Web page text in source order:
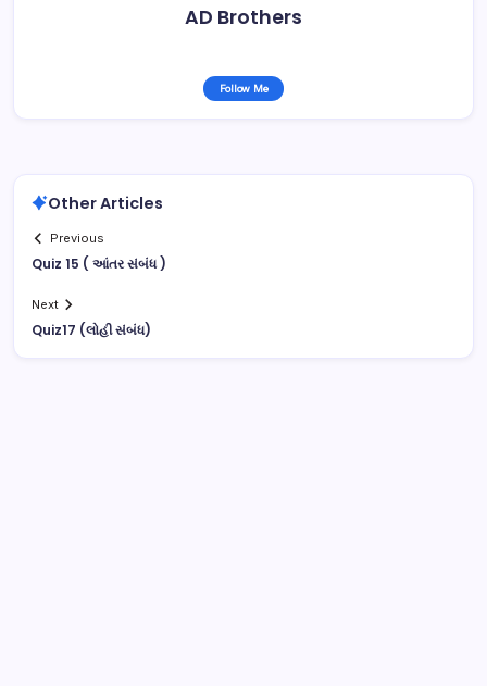
AD Brothers
Follow Me
Other Articles
Previous
Quiz 15 ( આંતર સંબંધ )
Next
Quiz17 (લોહી સંબંધ)